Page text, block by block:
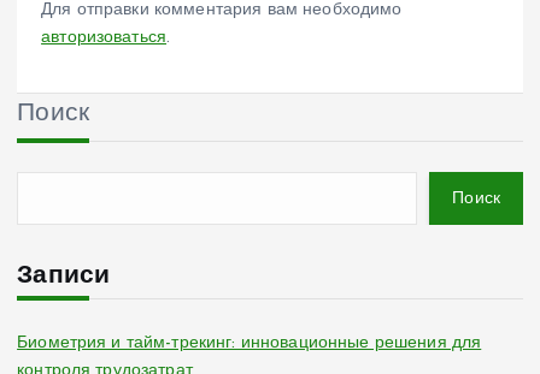
Для отправки комментария вам необходимо
авторизоваться.
Поиск
Поиск
Записи
Биометрия и тайм-трекинг: инновационные решения для